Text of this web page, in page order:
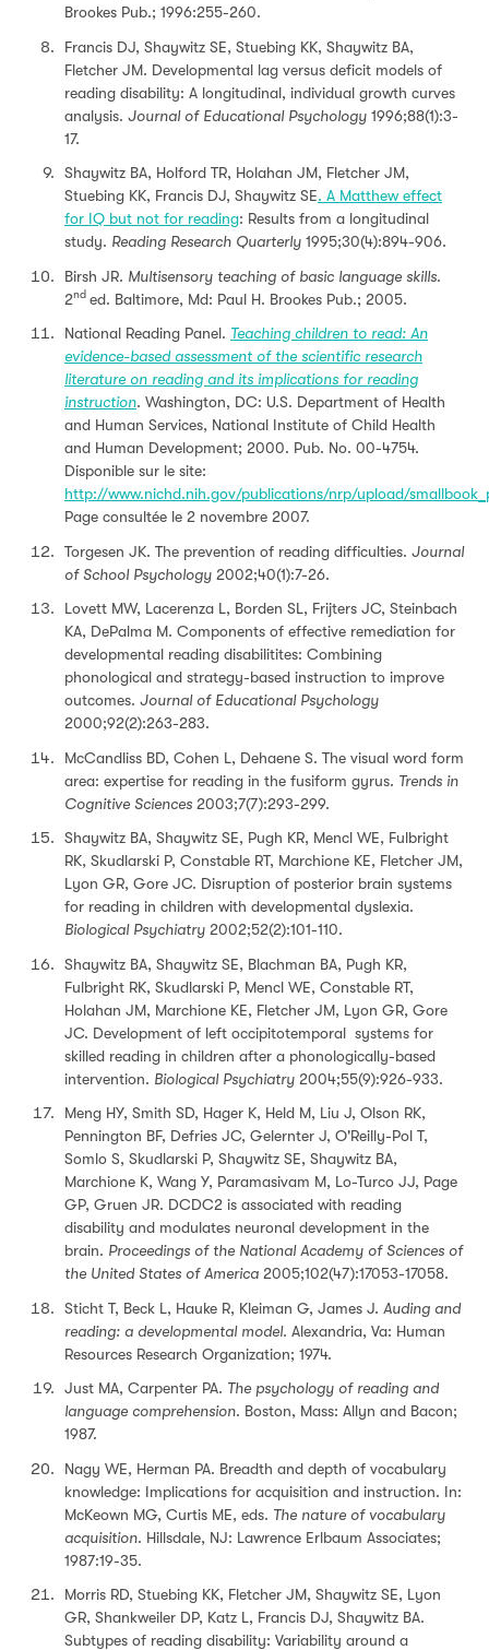
Brookes Pub.; 1996:255-260.
Francis DJ, Shaywitz SE, Stuebing KK, Shaywitz BA,
Fletcher JM. Developmental lag versus deficit models of
reading disability: A longitudinal, individual growth curves
analysis. Journal of Educational Psychology 1996;88(1):3-
17.
Shaywitz BA, Holford TR, Holahan JM, Fletcher JM,
Stuebing KK, Francis DJ, Shaywitz SE. A Matthew effect
for IQ but not for reading: Results from a longitudinal
study. Reading Research Quarterly 1995;30(4):894-906.
Birsh JR. Multisensory teaching of basic language skills.
2nd ed. Baltimore, Md: Paul H. Brookes Pub.; 2005.
National Reading Panel. Teaching children to read: An
evidence-based assessment of the scientific research
literature on reading and its implications for reading
instruction. Washington, DC: U.S. Department of Health
and Human Services, National Institute of Child Health
and Human Development; 2000. Pub. No. 00-4754.
Disponible sur le site:
http://www.nichd.nih.gov/publications/nrp/upload/
Page consultée le 2 novembre 2007.
Torgesen JK. The prevention of reading difficulties. Journal
of School Psychology 2002;40(1):7-26.
Lovett MW, Lacerenza L, Borden SL, Frijters JC, Steinbach
KA, DePalma M. Components of effective remediation for
developmental reading disabilitites: Combining
phonological and strategy-based instruction to improve
outcomes. Journal of Educational Psychology
2000;92(2):263-283.
McCandliss BD, Cohen L, Dehaene S. The visual word form
area: expertise for reading in the fusiform gyrus. Trends in
Cognitive Sciences 2003;7(7):293-299.
Shaywitz BA, Shaywitz SE, Pugh KR, Mencl WE, Fulbright
RK, Skudlarski P, Constable RT, Marchione KE, Fletcher JM,
Lyon GR, Gore JC. Disruption of posterior brain systems
for reading in children with developmental dyslexia.
Biological Psychiatry 2002;52(2):101-110.
Shaywitz BA, Shaywitz SE, Blachman BA, Pugh KR,
Fulbright RK, Skudlarski P, Mencl WE, Constable RT,
Holahan JM, Marchione KE, Fletcher JM, Lyon GR, Gore
JC. Development of left occipitotemporal systems for
skilled reading in children after a phonologically-based
intervention. Biological Psychiatry 2004;55(9):926-933.
Meng HY, Smith SD, Hager K, Held M, Liu J, Olson RK,
Pennington BF, Defries JC, Gelernter J, O'Reilly-Pol T,
Somlo S, Skudlarski P, Shaywitz SE, Shaywitz BA,
Marchione K, Wang Y, Paramasivam M, Lo-Turco JJ, Page
GP, Gruen JR. DCDC2 is associated with reading
disability and modulates neuronal development in the
brain. Proceedings of the National Academy of Sciences of
the United States of America 2005;102(47):17053-17058.
Sticht T, Beck L, Hauke R, Kleiman G, James J. Auding and
reading: a developmental model. Alexandria, Va: Human
Resources Research Organization; 1974.
Just MA, Carpenter PA. The psychology of reading and
language comprehension. Boston, Mass: Allyn and Bacon;
1987.
Nagy WE, Herman PA. Breadth and depth of vocabulary
knowledge: Implications for acquisition and instruction. In:
McKeown MG, Curtis ME, eds. The nature of vocabulary
acquisition. Hillsdale, NJ: Lawrence Erlbaum Associates;
1987:19-35.
Morris RD, Stuebing KK, Fletcher JM, Shaywitz SE, Lyon
GR, Shankweiler DP, Katz L, Francis DJ, Shaywitz BA.
Subtypes of reading disability: Variability around a